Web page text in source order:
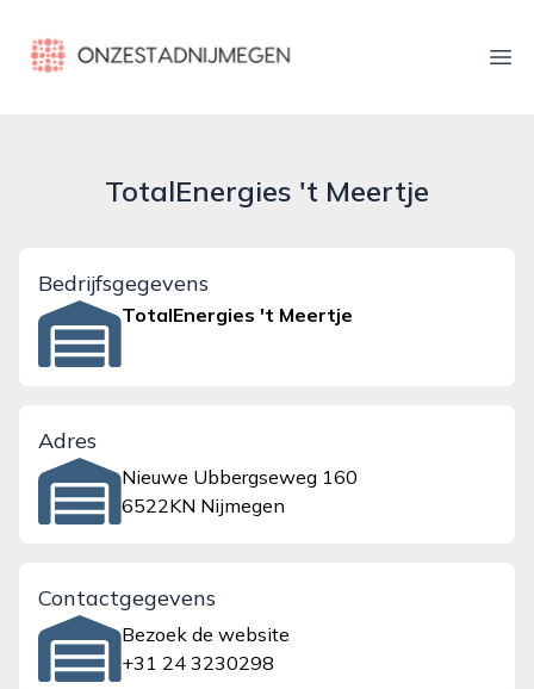
onzestadnijmegen.nl
TotalEnergies 't Meertje
Bedrijfsgegevens
TotalEnergies 't Meertje
Adres
Nieuwe Ubbergseweg 160
6522KN Nijmegen
Contactgegevens
Bezoek de website
+31 24 3230298